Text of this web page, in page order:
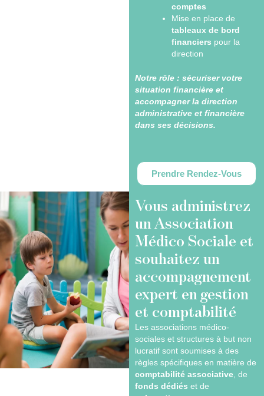
comptes
Mise en place de
tableaux de bord
financiers pour la
direction
Notre rôle : sécuriser votre
situation financière et
accompagner la direction
administrative et financière
dans ses décisions.
Prendre Rendez-Vous
Vous administrez
un Association
Médico Sociale et
souhaitez un
accompagnement
expert en gestion
et comptabilité
Les associations médico-
sociales et structures à but non
lucratif sont soumises à des
règles spécifiques en matière de
comptabilité associative, de
fonds dédiés et de